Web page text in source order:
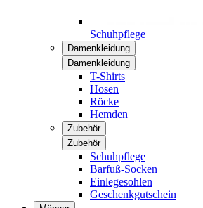
Schuhpflege
Damenkleidung
Damenkleidung
T-Shirts
Hosen
Röcke
Hemden
Zubehör
Zubehör
Schuhpflege
Barfuß-Socken
Einlegesohlen
Geschenkgutschein